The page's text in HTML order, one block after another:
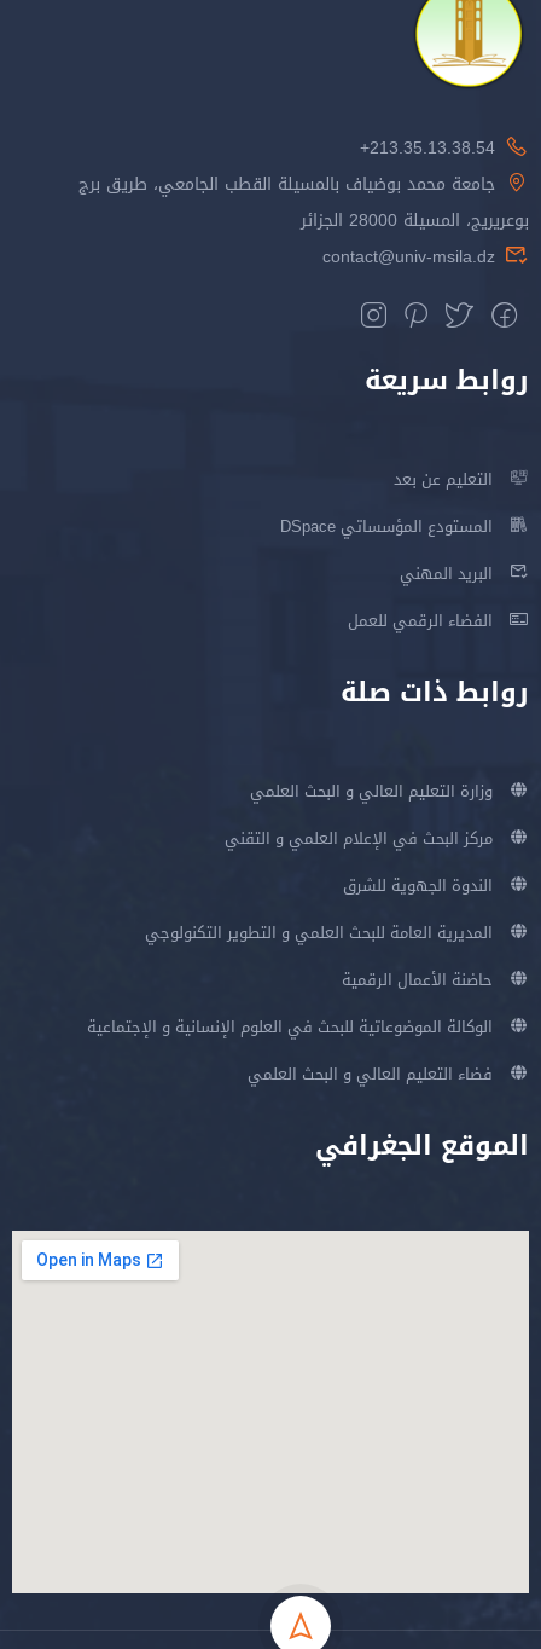
213.35.13.38.54+
جامعة محمد بوضياف بالمسيلة القطب الجامعي، طريق برج
بوعريريج، المسيلة 28000 الجزائر
contact@univ-msila.dz
روابط سريعة
التعليم عن بعد
المستودع المؤسساتي DSpace
البريد المهني
الفضاء الرقمي للعمل
روابط ذات صلة
وزارة التعليم العالي و البحث العلمي
مركز البحث في الإعلام العلمي و التقني
الندوة الجهوية للشرق
المديرية العامة للبحث العلمي و التطوير التكنولوجي
حاضنة الأعمال الرقمية
الوكالة الموضوعاتية للبحث في العلوم الإنسانية و الإجتماعية
فضاء التعليم العالي و البحث العلمي
الموقع الجغرافي